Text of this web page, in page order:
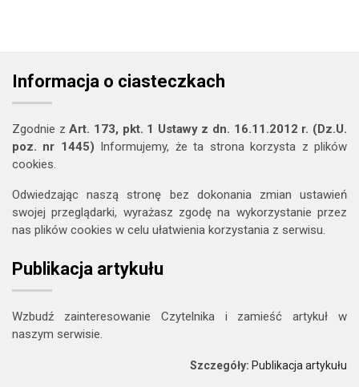
Informacja o ciasteczkach
Zgodnie zArt. 173, pkt. 1 Ustawy z dn. 16.11.2012 r. (Dz.U.
poz. nr 1445) Informujemy, że ta strona korzysta z plików
cookies.
Odwiedzając naszą stronę bez dokonania zmian ustawień
swojej przeglądarki, wyrażasz zgodę na wykorzystanie przez
nas plików cookies w celu ułatwienia korzystania z serwisu.
Publikacja artykułu
Wzbudź zainteresowanie Czytelnika i zamieść artykuł w
naszym serwisie.
Szczegóły: Publikacja artykułu